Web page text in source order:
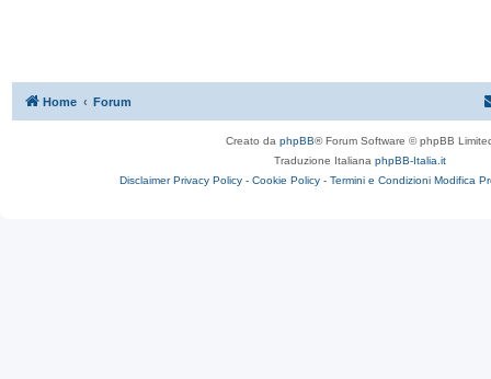
Home Forum
Creato da phpBB® Forum Software © phpBB
Traduzione Italiana phpBB-Italia.it
Disclaimer Privacy Policy - Cookie Policy - Termini e Condizioni Modifica